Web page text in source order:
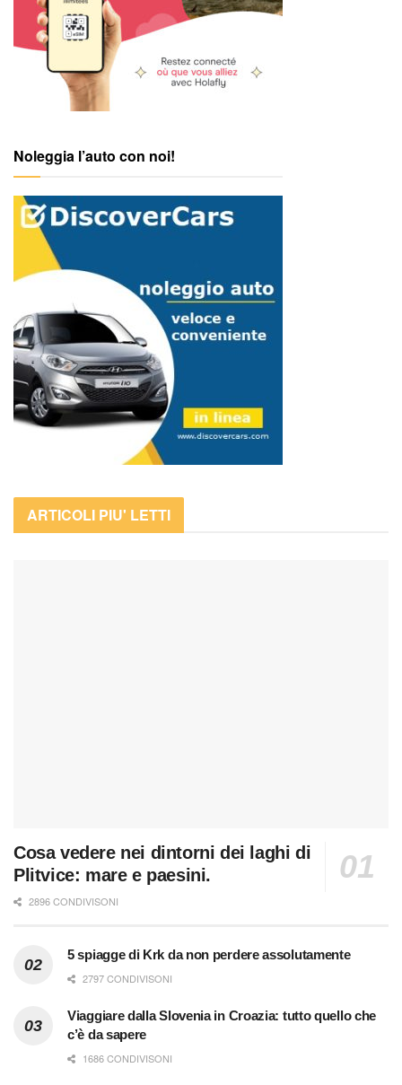
Noleggia l’auto con noi!
ARTICOLI PIU' LETTI
Cosa vedere nei dintorni dei laghi di
Plitvice: mare e paesini.
2896 CONDIVISONI
5 spiagge di Krk da non perdere assolutamente
2797 CONDIVISONI
Viaggiare dalla Slovenia in Croazia: tutto quello che
c’è da sapere
1686 CONDIVISONI